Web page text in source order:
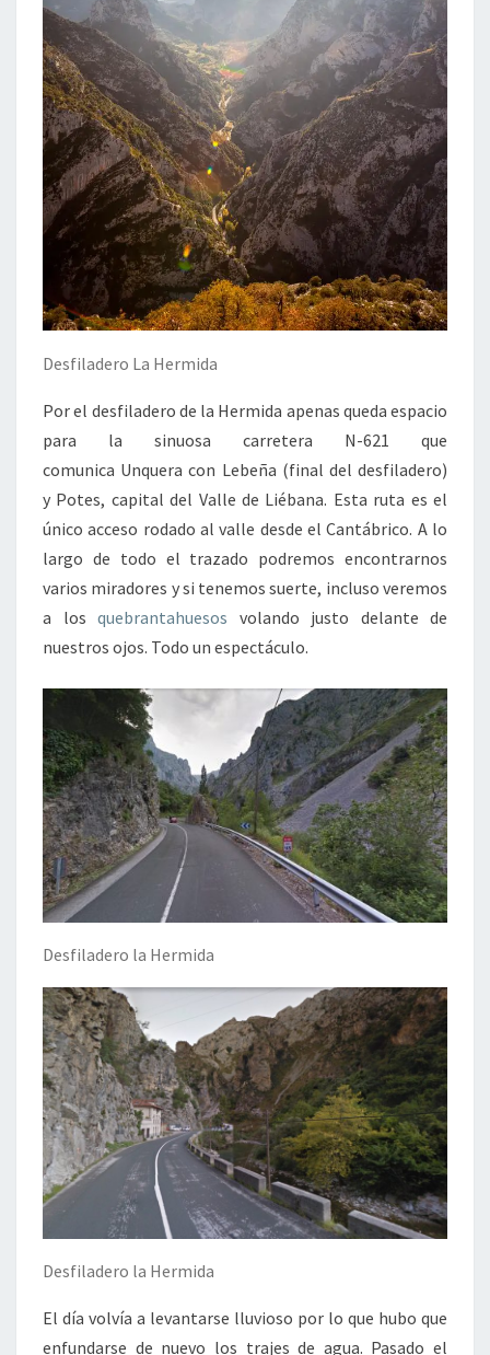
Desfiladero La Hermida
Por el desfiladero de la Hermida apenas queda espacio
para la sinuosa carretera N-621 que
comunica Unquera con Lebeña (final del desfiladero)
y Potes, capital del Valle de Liébana. Esta ruta es el
único acceso rodado al valle desde el Cantábrico. A lo
largo de todo el trazado podremos encontrarnos
varios miradores y si tenemos suerte, incluso veremos
a los quebrantahuesos volando justo delante de
nuestros ojos. Todo un espectáculo.
Desfiladero la Hermida
Desfiladero la Hermida
El día volvía a levantarse lluvioso por lo que hubo que
enfundarse de nuevo los trajes de agua. Pasado el